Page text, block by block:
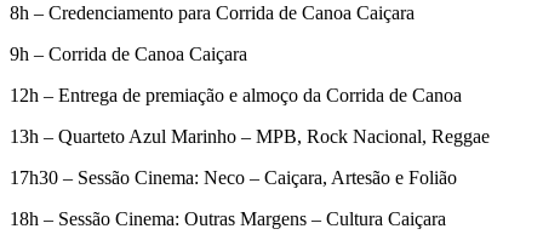
8h – Credenciamento para Corrida de Canoa Caiçara
9h – Corrida de Canoa Caiçara
12h – Entrega de premiação e almoço da Corrida de Canoa
13h – Quarteto Azul Marinho – MPB, Rock Nacional, Reggae
17h30 – Sessão Cinema: Neco – Caiçara, Artesão e Folião
18h – Sessão Cinema: Outras Margens – Cultura Caiçara